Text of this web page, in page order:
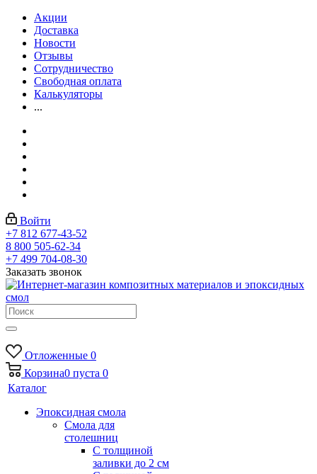
Акции
Доставка
Новости
Отзывы
Сотрудничество
Свободная оплата
Калькуляторы
...
Войти
+7 812 677-43-52
8 800 505-62-34
+7 499 704-08-30
Заказать звонок
Отложенные 0
Корзина0 пуста 0
Каталог
Эпоксидная смола
Смола для
столешниц
С толщиной
заливки до 2 см